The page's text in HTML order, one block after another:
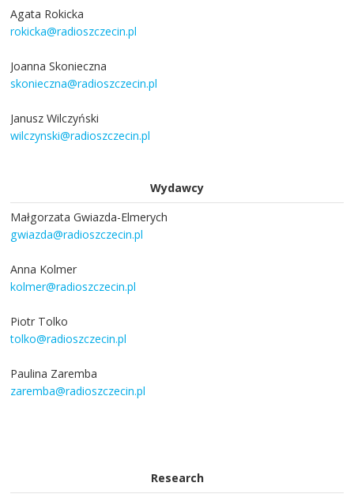
Agata Rokicka
rokicka@radioszczecin.pl
Joanna Skonieczna
skonieczna@radioszczecin.pl
Janusz Wilczyński
wilczynski@radioszczecin.pl
Wydawcy
Małgorzata Gwiazda-Elmerych
gwiazda@radioszczecin.pl
Anna Kolmer
kolmer@radioszczecin.pl
Piotr Tolko
tolko@radioszczecin.pl
Paulina Zaremba
zaremba@radioszczecin.pl
Research